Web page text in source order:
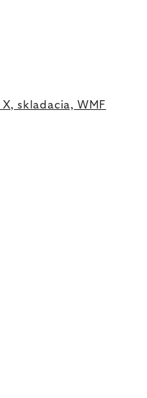
skladacia, WMF